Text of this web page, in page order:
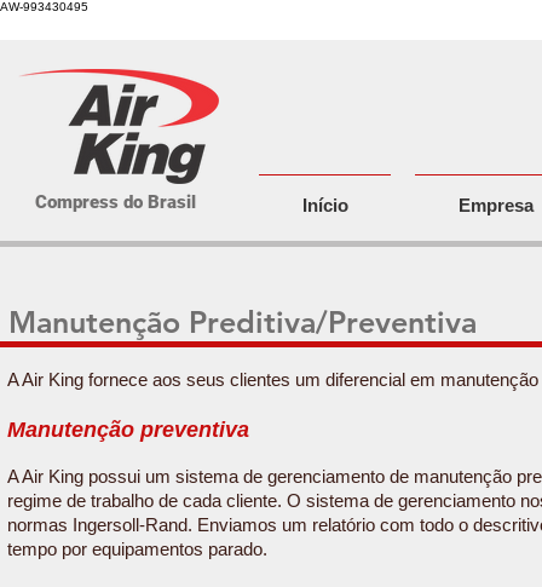
AW-993430495
Compress do Brasil Início Empresa
Manutenção Preditiva/Preventiva
A Air King fornece aos seus clientes um diferencial em
Manutenção preventiva
A Air King possui um sistema de gerenciamento de manutenção
regime de trabalho de cada cliente. O sistema de gerenciamento
normas Ingersoll-Rand. Enviamos um relatório com todo o
tempo por equipamentos parado.